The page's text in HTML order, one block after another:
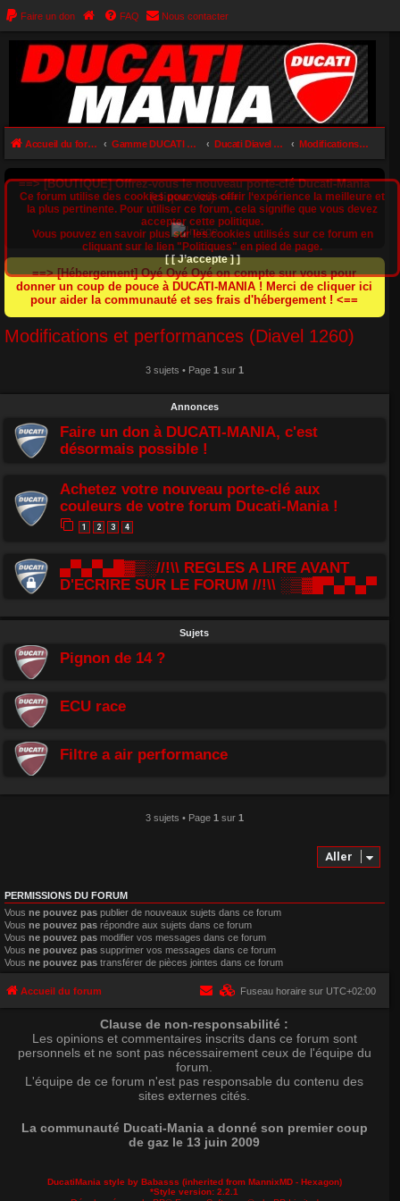
Faire un don FAQ Nous contacter
Accueil du forum Gamme DUCATI DIAVEL (Diavel 1200 / Diavel 1260 / XDiavel 1260 / Diavel V4) Ducati Diavel 1260 Modifications et performances (Diavel 1260)
==> [BOUTIQUE] Offrez-vous le nouveau porte-clé Ducati-Mania
(cliquez ici) <==
==> [Hébergement] Oyé Oyé Oyé on compte sur vous pour
donner un coup de pouce à DUCATI-MANIA ! Merci de cliquer ici
pour aider la communauté et ses frais d'hébergement ! <==
Modifications et performances (Diavel 1260)
3 sujets • Page 1 sur 1
Annonces
Faire un don à DUCATI-MANIA, c'est
désormais possible !
Achetez votre nouveau porte-clé aux
couleurs de votre forum Ducati-Mania !
1 2 3 4
▄▀▄▀▄█▓▒░//!\\ REGLES A LIRE AVANT
D'ECRIRE SUR LE FORUM //!\\ ░▒▓█▀▄▀▄▀
Sujets
Pignon de 14 ?
ECU race
Filtre a air performance
3 sujets • Page 1 sur 1
Aller
PERMISSIONS DU FORUM
Vous ne pouvez pas publier de nouveaux sujets dans ce forum
Vous ne pouvez pas répondre aux sujets dans ce forum
Vous ne pouvez pas modifier vos messages dans ce forum
Vous ne pouvez pas supprimer vos messages dans ce forum
Vous ne pouvez pas transférer de pièces jointes dans ce forum
Ce forum utilise des cookies pour vous offrir l‘expérience la meilleure et
la plus pertinente. Pour utiliser ce forum, cela signifie que vous devez
accepter cette politique.
Vous pouvez en savoir plus sur les cookies utilisés sur ce forum en
cliquant sur le lien "Politiques" en pied de page.
[ [ J’accepte ] ]
Accueil du forum Fuseau horaire sur UTC+02:00
Clause de non-responsabilité :
Les opinions et commentaires inscrits dans ce forum sont
personnels et ne sont pas nécessairement ceux de l'équipe du
forum.
L'équipe de ce forum n'est pas responsable du contenu des
sites externes cités.
La communauté Ducati-Mania a donné son premier coup
de gaz le 13 juin 2009
DucatiMania style by Babasss (inherited from MannixMD- Hexagon)
*Style version: 2.2.1